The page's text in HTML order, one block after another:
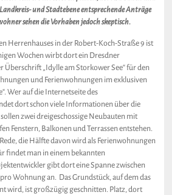
und Stadtebene entsprechende Anträge
sehen die Vorhaben jedoch skeptisch.
Herrenhauses in der Robert-Koch-Straße 9 ist
Wochen wirbt dort ein Dresdner
Überschrift „Idylle am Storkower See“ für den
und Ferienwohnungen im exklusiven
Wer auf die Internetseite des
dort schon viele Informationen über die
zwei dreigeschossige Neubauten mit
Fenstern, Balkonen und Terrassen entstehen.
die Hälfte davon wird als Ferienwohnungen
findet man in einem bekannten
gibt dort eine Spanne zwischen
Wohnung an. Das Grundstück, auf dem das
wird, ist großzügig geschnitten. Platz, dort